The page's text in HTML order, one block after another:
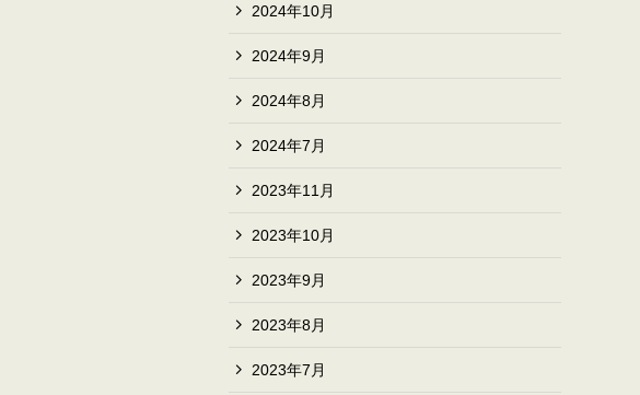
2024年10月
2024年9月
2024年8月
2024年7月
2023年11月
2023年10月
2023年9月
2023年8月
2023年7月